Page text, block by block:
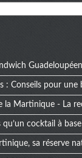
: Conseils pour
la Martinique - La
qu’un cocktail à
sa réserve